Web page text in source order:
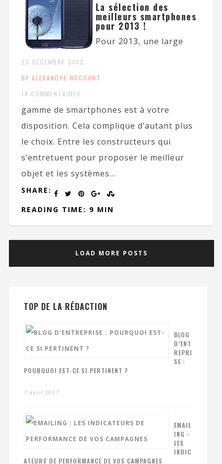
La sélection des
meilleurs smartphones
pour 2013 !
23 DÉCEMBRE 2012
BY ALEXANDRE ROCOURT
14 COMMENTAIRES
Pour 2013, une large
gamme de smartphones est à votre
disposition. Cela complique d’autant plus
le choix. Entre les constructeurs qui
s’entretuent pour proposer le meilleur
objet et les systèmes...
SHARE:
READING TIME: 9 MIN
LOAD MORE POSTS
TOP DE LA RÉDACTION
BLOG
D’ENT
REPRI
SE :
POURQUOI EST-CE SI PERTINENT ?
7 avril 2017
EMAIL
ING :
LES
INDIC
ATEURS DE PERFORMANCE DE VOS CAMPAGNES